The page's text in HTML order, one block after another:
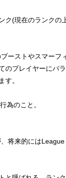
ク(現在のランクの
ーストやスマーフ
のプレイヤーにバ
す。
為のこと。
将来的には